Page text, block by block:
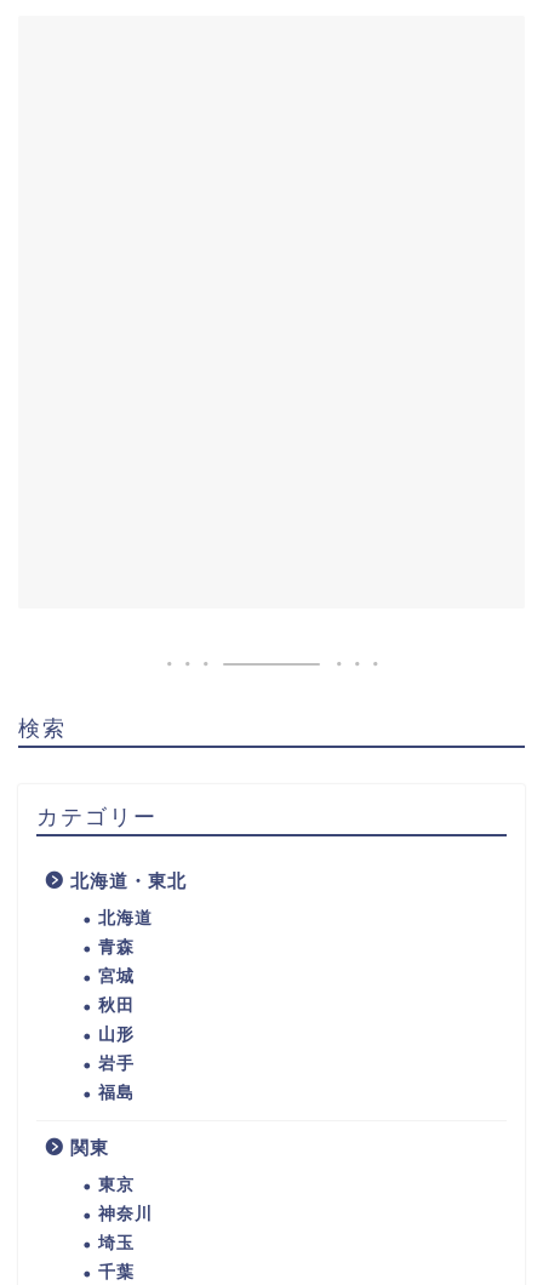
検索
カテゴリー
北海道・東北
北海道
青森
宮城
秋田
山形
岩手
福島
関東
東京
神奈川
埼玉
千葉